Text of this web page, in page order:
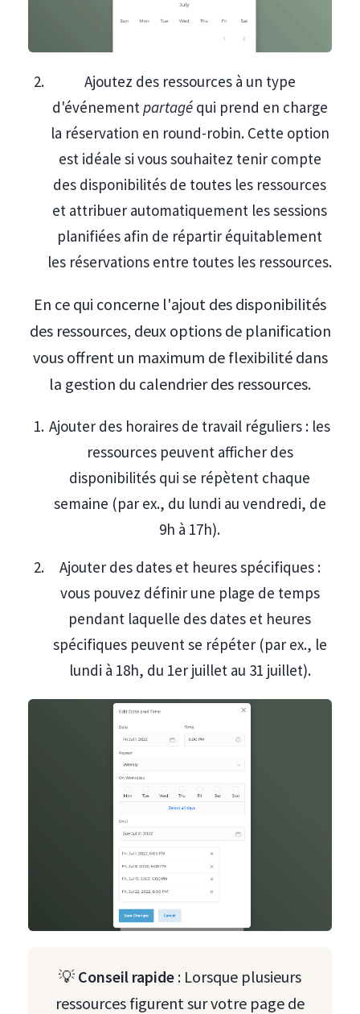
Ajoutez des ressources à un type
d'événementpartagéqui prend en charge
la réservation en round-robin. Cette option
est idéale si vous souhaitez tenir compte
des disponibilités de toutes les ressources
et attribuer automatiquement les sessions
planifiées afin de répartir équitablement
les réservations entre toutes les ressources.
En ce qui concerne l'ajout des disponibilités
des ressources, deux options de planification
vous offrent un maximum de flexibilité dans
la gestion du calendrier des ressources.
Ajouter des horaires de travail réguliers : les
ressources peuvent afficher des
disponibilités qui se répètent chaque
semaine (par ex., du lundi au vendredi, de
9h à 17h).
Ajouter des dates et heures spécifiques :
vous pouvez définir une plage de temps
pendant laquelle des dates et heures
spécifiques peuvent se répéter (par ex., le
lundi à 18h, du 1er juillet au 31 juillet).
💡 Conseil rapide : Lorsque plusieurs
ressources figurent sur votre page de